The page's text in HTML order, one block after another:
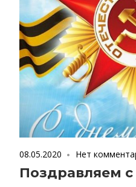
08.05.2020 Нет
Поздравляем